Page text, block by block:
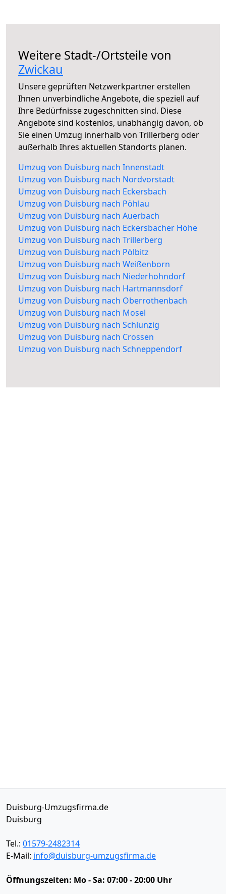
Weitere Stadt-/Ortsteile von
Zwickau
Unsere geprüften Netzwerkpartner erstellen
Ihnen unverbindliche Angebote, die speziell auf
Ihre Bedürfnisse zugeschnitten sind. Diese
Angebote sind kostenlos, unabhängig davon, ob
Sie einen Umzug innerhalb von Trillerberg oder
außerhalb Ihres aktuellen Standorts planen.
Umzug von Duisburg nach Innenstadt
Umzug von Duisburg nach Nordvorstadt
Umzug von Duisburg nach Eckersbach
Umzug von Duisburg nach Pöhlau
Umzug von Duisburg nach Auerbach
Umzug von Duisburg nach Eckersbacher Höhe
Umzug von Duisburg nach Trillerberg
Umzug von Duisburg nach Pölbitz
Umzug von Duisburg nach Weißenborn
Umzug von Duisburg nach Niederhohndorf
Umzug von Duisburg nach Hartmannsdorf
Umzug von Duisburg nach Oberrothenbach
Umzug von Duisburg nach Mosel
Umzug von Duisburg nach Schlunzig
Umzug von Duisburg nach Crossen
Umzug von Duisburg nach Schneppendorf
Duisburg-Umzugsfirma.de
Duisburg
Tel.: 01579-2482314
E-Mail: info@duisburg-umzugsfirma.de
Öffnungszeiten: Mo - Sa: 07:00 - 20:00 Uhr